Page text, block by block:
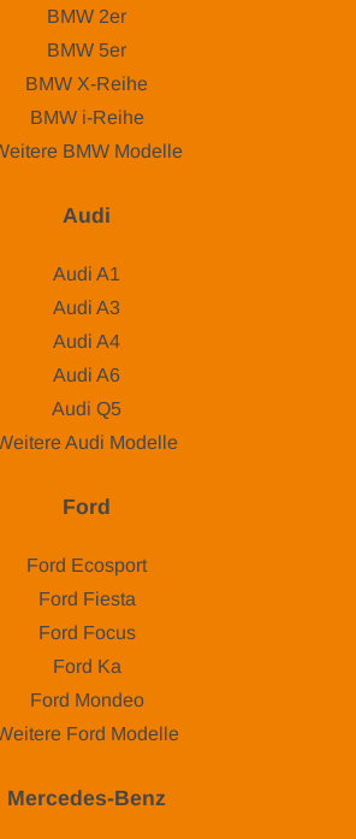
BMW 2er
BMW 5er
BMW X-Reihe
BMW i-Reihe
BMW Modelle
Audi
Audi A1
Audi A3
Audi A4
Audi A6
Audi Q5
Audi Modelle
Ford
Ford Ecosport
Ford Fiesta
Ford Focus
Ford Ka
Ford Mondeo
Ford Modelle
Mercedes-Benz